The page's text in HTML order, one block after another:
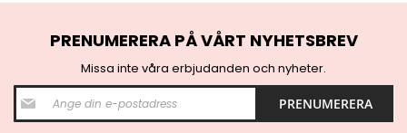
PRENUMERERA PÅ VÅRT NYHETSBREV
Missa inte våra erbjudanden och nyheter.
S
i
g
PRENUMERERA